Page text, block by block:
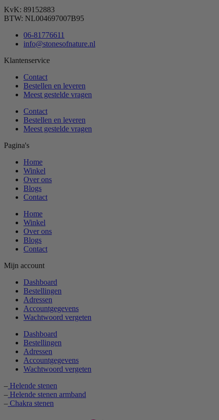
KvK: 89152883
BTW: NL004697007B95
06-81776611
info@stonesofnature.nl
Klantenservice
Contact
Bestellen en leveren
Meest gestelde vragen
Contact
Bestellen en leveren
Meest gestelde vragen
Pagina's
Home
Winkel
Over ons
Blogs
Contact
Home
Winkel
Over ons
Blogs
Contact
Mijn account
Dashboard
Bestellingen
Adressen
Accountgegevens
Wachtwoord vergeten
Dashboard
Bestellingen
Adressen
Accountgegevens
Wachtwoord vergeten
– Helende stenen
– Helende stenen armband
– Chakra stenen